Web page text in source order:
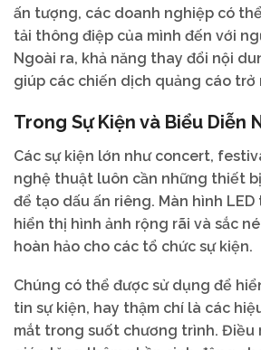
ấn tượng, các doanh nghiệp có
tải thông điệp của mình đến với
Ngoài ra, khả năng thay đổi nội
giúp các chiến dịch quảng cáo trở
Trong Sự Kiện và Biểu Diễn
Các sự kiện lớn như concert,
nghệ thuật luôn cần những thiết
để tạo dấu ấn riêng. Màn hình
hiển thị hình ảnh rộng rãi và sắc
hoàn hảo cho các tổ chức sự kiện.
Chúng có thể được sử dụng để
tin sự kiện, hay thậm chí là các
mắt trong suốt chương trình. Điều